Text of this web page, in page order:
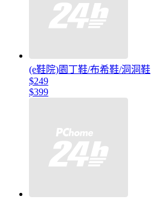
(e鞋院)園丁鞋/布希鞋/洞洞鞋
$249
$399